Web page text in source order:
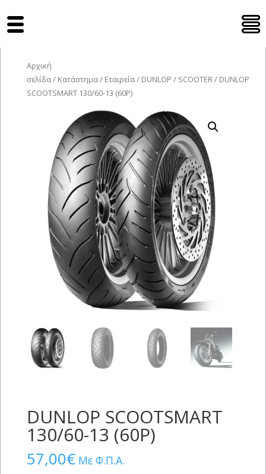
Αρχική
σελίδα/ Κατάστημα/ Εταιρεία/ DUNLOP / SCOOTER/ DUNLOP
SCOOTSMART 130/60-13 (60P)
DUNLOP SCOOTSMART
130/60-13 (60P)
57,00€ Με Φ.Π.Α.